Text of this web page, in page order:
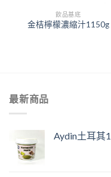
飲品基底
金桔檸檬濃縮汁1150g
最新商品
Aydin土耳其